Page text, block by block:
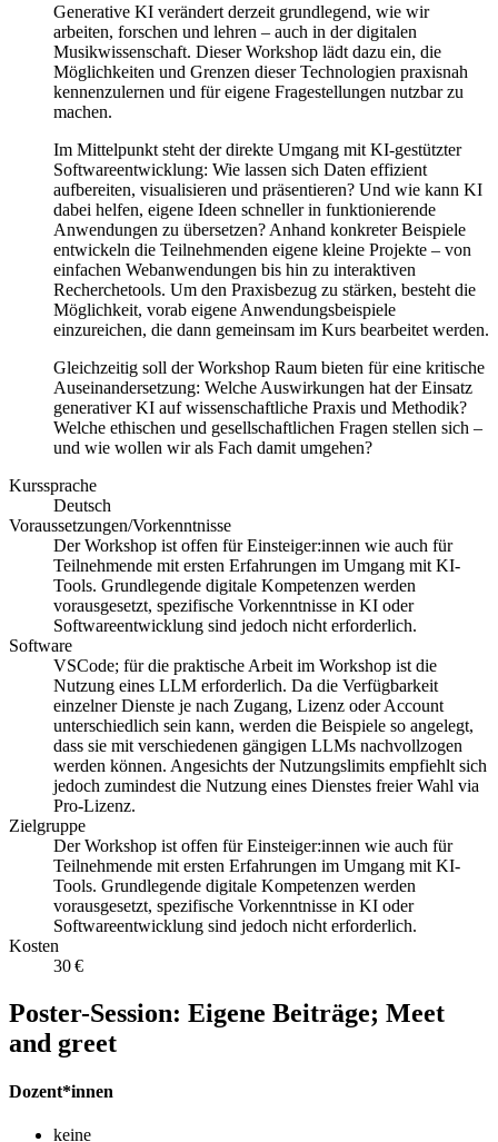
Generative KI verändert derzeit grundlegend, wie wir
arbeiten, forschen und lehren – auch in der digitalen
Musikwissenschaft. Dieser Workshop lädt dazu ein, die
Möglichkeiten und Grenzen dieser Technologien praxisnah
kennenzulernen und für eigene Fragestellungen nutzbar zu
machen.
Im Mittelpunkt steht der direkte Umgang mit KI-gestützter
Softwareentwicklung: Wie lassen sich Daten effizient
aufbereiten, visualisieren und präsentieren? Und wie kann KI
dabei helfen, eigene Ideen schneller in funktionierende
Anwendungen zu übersetzen? Anhand konkreter Beispiele
entwickeln die Teilnehmenden eigene kleine Projekte – von
einfachen Webanwendungen bis hin zu interaktiven
Recherchetools. Um den Praxisbezug zu stärken, besteht die
Möglichkeit, vorab eigene Anwendungsbeispiele
einzureichen, die dann gemeinsam im Kurs bearbeitet werden.
Gleichzeitig soll der Workshop Raum bieten für eine kritische
Auseinandersetzung: Welche Auswirkungen hat der Einsatz
generativer KI auf wissenschaftliche Praxis und Methodik?
Welche ethischen und gesellschaftlichen Fragen stellen sich –
und wie wollen wir als Fach damit umgehen?
Kurssprache
Deutsch
Voraussetzungen/Vorkenntnisse
Der Workshop ist offen für Einsteiger:innen wie auch für
Teilnehmende mit ersten Erfahrungen im Umgang mit KI-
Tools. Grundlegende digitale Kompetenzen werden
vorausgesetzt, spezifische Vorkenntnisse in KI oder
Softwareentwicklung sind jedoch nicht erforderlich.
Software
VSCode; für die praktische Arbeit im Workshop ist die
Nutzung eines LLM erforderlich. Da die Verfügbarkeit
einzelner Dienste je nach Zugang, Lizenz oder Account
unterschiedlich sein kann, werden die Beispiele so angelegt,
dass sie mit verschiedenen gängigen LLMs nachvollzogen
werden können. Angesichts der Nutzungslimits empfiehlt sich
jedoch zumindest die Nutzung eines Dienstes freier Wahl via
Pro-Lizenz.
Zielgruppe
Der Workshop ist offen für Einsteiger:innen wie auch für
Teilnehmende mit ersten Erfahrungen im Umgang mit KI-
Tools. Grundlegende digitale Kompetenzen werden
vorausgesetzt, spezifische Vorkenntnisse in KI oder
Softwareentwicklung sind jedoch nicht erforderlich.
Kosten
30 €
Poster-Session: Eigene Beiträge; Meet
and greet
Dozent*innen
keine